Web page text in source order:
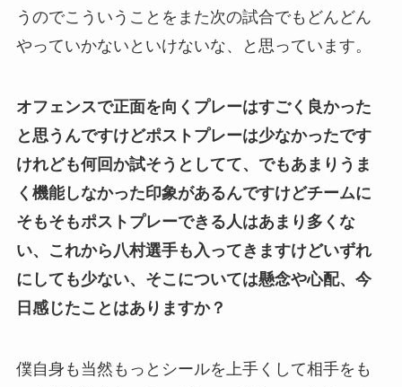
うのでこういうことをまた次の試合でもどんどん
やっていかないといけないな、と思っています。
オフェンスで正面を向くプレーはすごく良かった
と思うんですけどポストプレーは少なかったです
けれども何回か試そうとしてて、でもあまりうま
く機能しなかった印象があるんですけどチームに
そもそもポストプレーできる人はあまり多くな
い、これから八村選手も入ってきますけどいずれ
にしても少ない、そこについては懸念や心配、今
日感じたことはありますか？
僕自身も当然もっとシールを上手くして相手をも